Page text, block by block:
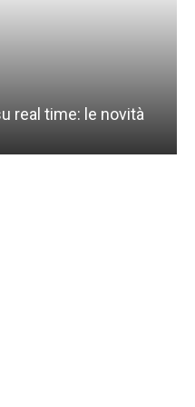
real time: le novità